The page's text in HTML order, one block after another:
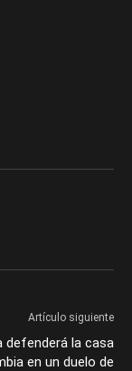
Artículo siguiente
defenderá la casa
en un duelo de